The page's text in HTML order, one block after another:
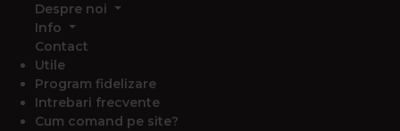
Despre noi
Info
Contact
Utile
Program fidelizare
Intrebari frecvente
Cum comand pe site?